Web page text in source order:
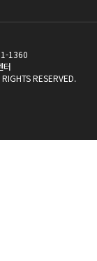
1360
터
RESERVED.